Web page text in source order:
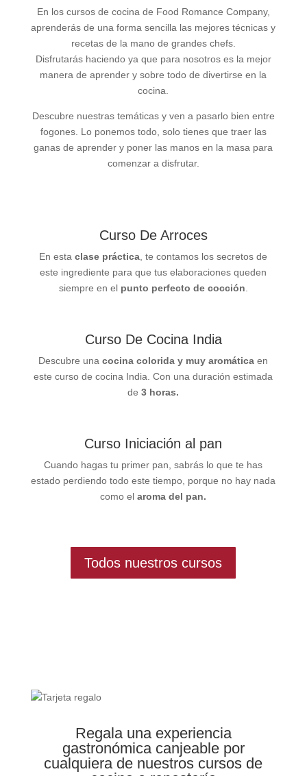
En los cursos de cocina de Food Romance Company,
aprenderás de una forma sencilla las mejores técnicas y
recetas de la mano de grandes chefs.
Disfrutarás haciendo ya que para nosotros es la mejor
manera de aprender y sobre todo de divertirse en la
cocina.
Descubre nuestras temáticas y ven a pasarlo bien entre
fogones. Lo ponemos todo, solo tienes que traer las
ganas de aprender y poner las manos en la masa para
comenzar a disfrutar.
Curso De Arroces
En esta clase práctica, te contamos los secretos de
este ingrediente para que tus elaboraciones queden
siempre en elpunto perfecto de cocción.
Curso De Cocina India
Descubre unacocina colorida y muy aromática en
este curso de cocina India. Con una duración estimada
de 3 horas.
Curso Iniciación al pan
Cuando hagas tu primer pan, sabrás lo que te has
estado perdiendo todo este tiempo, porque no hay nada
como elaroma del pan.
Todos nuestros cursos
Regala una experiencia
gastronómica canjeable por
cualquiera de nuestros cursos de